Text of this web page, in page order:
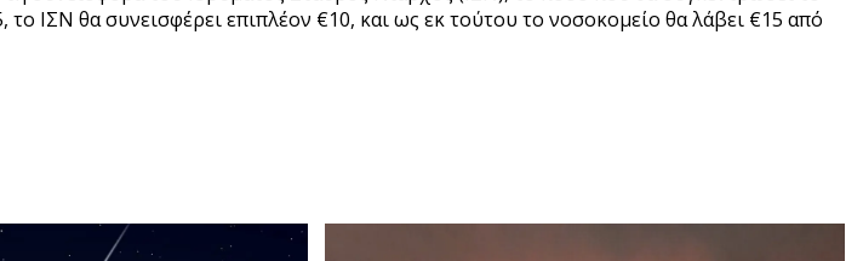
ΙΣΝ θα συνεισφέρει επιπλέον €10, και ως εκ τούτου το νοσοκομείο θα λάβει €15 από